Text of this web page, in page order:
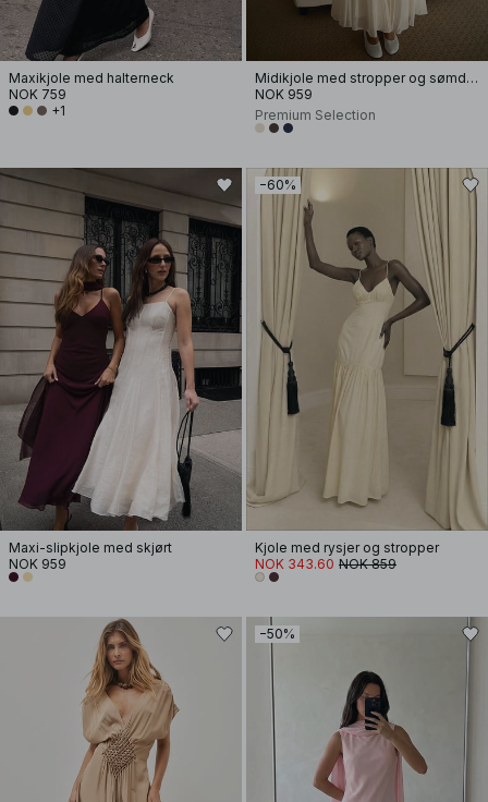
Maxikjole med halterneck
NOK 759
+1
Midikjole med stropper og sømdetaljer
NOK 959
Premium Selection
Maxi-slipkjole med skjørt
NOK 959
−60%
Kjole med rysjer og stropper
NOK 343.60 NOK 859
−50%